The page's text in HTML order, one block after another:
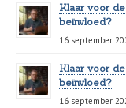
Klaar voor
beïnvloed?
16 september
Klaar voor
beïnvloed?
16 september